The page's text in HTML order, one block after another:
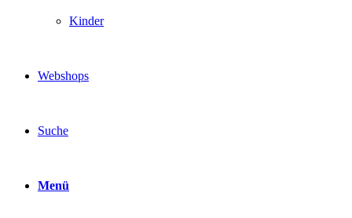
Kinder
Webshops
Suche
Menü